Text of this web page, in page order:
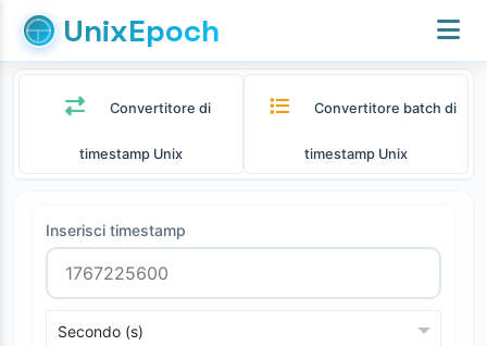
UnixEpoch
Convertitore di
timestamp Unix
Convertitore batch di
timestamp Unix
Inserisci timestamp